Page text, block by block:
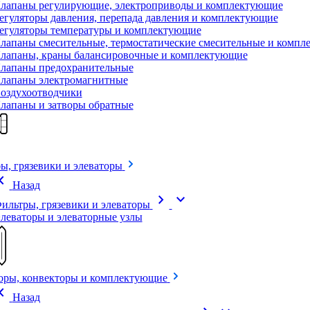
регулирующие, электроприводы и комплектующие
давления, перепада давления и комплектующие
температуры и комплектующие
смесительные, термостатические смесительные и
краны балансировочные и комплектующие
предохранительные
электромагнитные
и затворы обратные
грязевики и элеваторы
Назад
грязевики и элеваторы
chevron_right expand_more
и элеваторные узлы
конвекторы и комплектующие
Назад